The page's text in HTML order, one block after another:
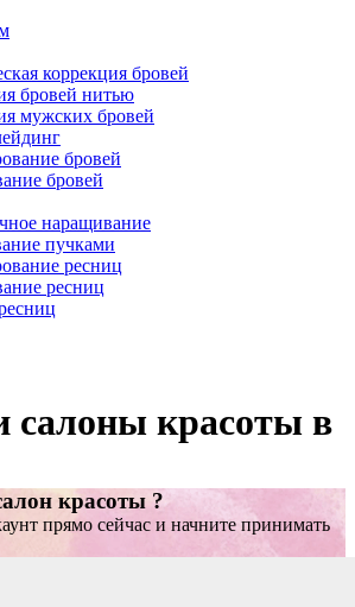
коррекция бровей
бровей нитью
мужских бровей
бровей
бровей
наращивание
пучками
ресниц
ресниц
салоны красоты в
красоты ?
прямо сейчас и начните принимать